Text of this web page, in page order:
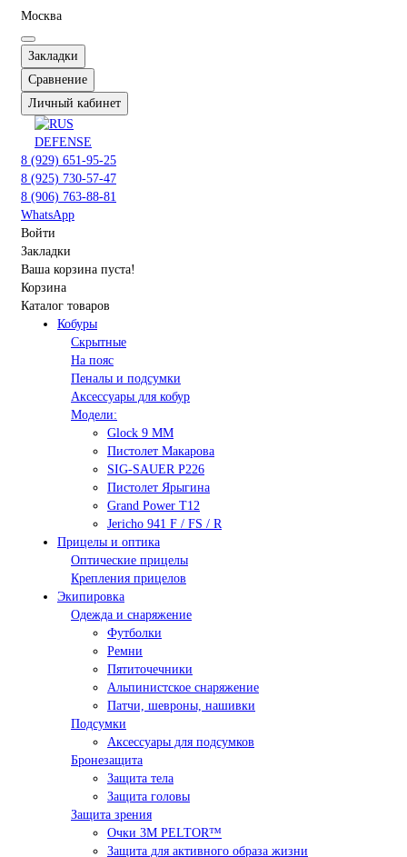
Москва
Закладки
Сравнение
Личный кабинет
8 (929) 651-95-25
8 (925) 730-57-47
8 (906) 763-88-81
WhatsApp
Войти
Закладки
Ваша корзина пуста!
Корзина
Каталог товаров
Кобуры
Скрытные
На пояс
Пеналы и подсумки
Аксессуары для кобур
Модели:
Glock 9 ММ
Пистолет Макарова
SIG-SAUER P226
Пистолет Ярыгина
Grand Power T12
Jericho 941 F / FS / R
Прицелы и оптика
Оптические прицелы
Крепления прицелов
Экипировка
Одежда и снаряжение
Футболки
Ремни
Пятиточечники
Альпинистское снаряжение
Патчи, шевроны, нашивки
Подсумки
Аксессуары для подсумков
Бронезащита
Защита тела
Защита головы
Защита зрения
Очки 3М PELTOR™
Защита для активного образа жизни